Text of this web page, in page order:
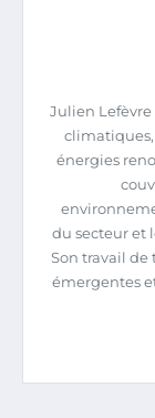
Julien
climatiques,
énergies
du secteur et
Son travail de
émergentes